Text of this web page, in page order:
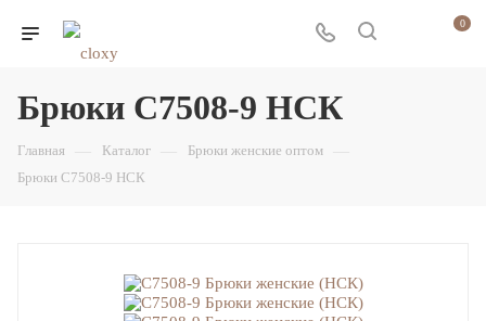
0
Брюки С7508-9 НСК
Главная Каталог Брюки женские оптом
Брюки С7508-9 НСК